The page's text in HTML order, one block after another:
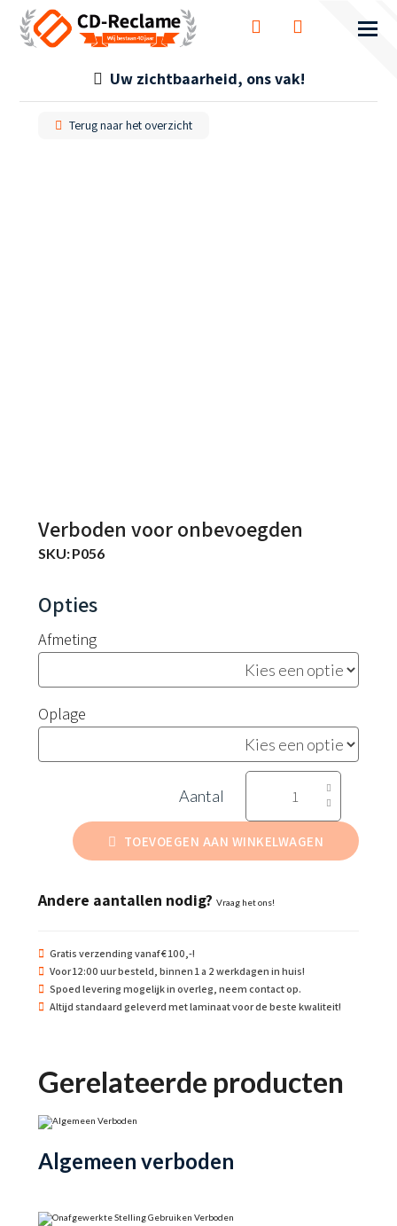
Uw zichtbaarheid, ons vak!
Terug naar het overzicht
Verboden voor onbevoegden
SKU:P056
Afmeting
Oplage
onbevoegden
aantal
TOEVOEGEN AAN WINKELWAGEN
Andere aantallen nodig? Vraag het ons!
Gratis verzending vanaf € 100,-!
Voor 12:00 uur besteld, binnen 1 a 2 werkdagen in huis!
Spoed levering mogelijk in overleg, neem contact op.
Altijd standaard geleverd met laminaat voor de beste kwaliteit!
Gerelateerde producten
Algemeen verboden